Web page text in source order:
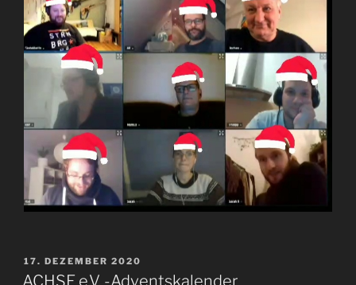
VERÖFFENTLICHT
AM
17. DEZEMBER 2020